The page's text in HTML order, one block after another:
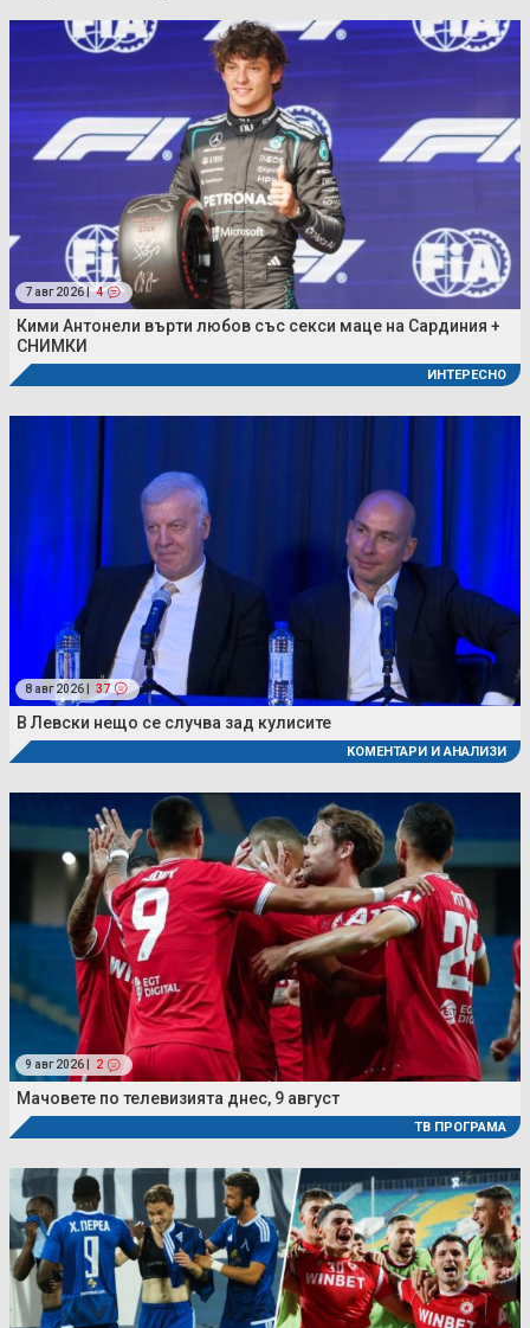
7 авг 2026 | 4
Кими Антонели върти любов със секси маце на Сардиния +
СНИМКИ
ИНТЕРЕСНО
8 авг 2026 | 37
В Левски нещо се случва зад кулисите
КОМЕНТАРИ И АНАЛИЗИ
9 авг 2026 | 2
Мачовете по телевизията днес, 9 август
ТВ ПРОГРАМА